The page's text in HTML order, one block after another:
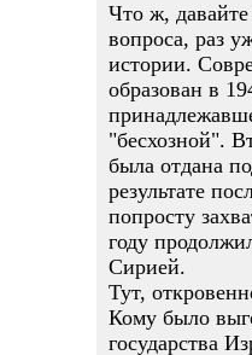
Что ж,
вопроса, раз
истории.
образован в
"бесхозной".
была отдана
результате
попросту
году
Сирией.
Тут,
Кому было
государства